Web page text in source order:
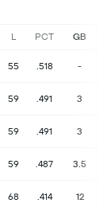
L PCT GB
55 .518 -
59 .491 3
59 .491 3
59 .487 3.5
68 .414 12